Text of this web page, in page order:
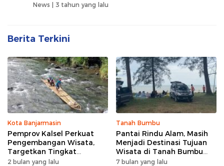
News | 3 tahun yang lalu
Berita Terkini
Kota Banjarmasin
Pemprov Kalsel Perkuat
Pengembangan Wisata,
Targetkan Tingkat
Kunjungan Naik 5 Persen di
2 bulan yang lalu
Tanah Bumbu
Pantai Rindu Alam, Masih
Menjadi Destinasi Tujuan
Wisata di Tanah Bumbu
dengan Rindangnya Pohon
7 bulan yang lalu